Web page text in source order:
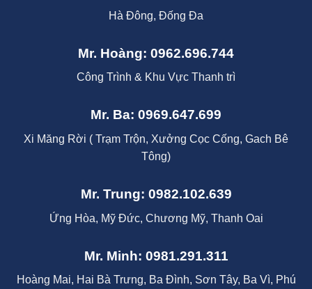
Hà Đông, Đống Đa
Mr. Hoàng: 0962.696.744
Công Trình & Khu Vực Thanh trì
Mr. Ba: 0969.647.699
Xi Măng Rời ( Trạm Trộn, Xưởng Cọc Cống, Gach Bê
Tông)
Mr. Trung: 0982.102.639
Ứng Hòa, Mỹ Đức, Chương Mỹ, Thanh Oai
Mr. Minh: 0981.291.311
Hoàng Mai, Hai Bà Trưng, Ba Đình, Sơn Tây, Ba Vì, Phú